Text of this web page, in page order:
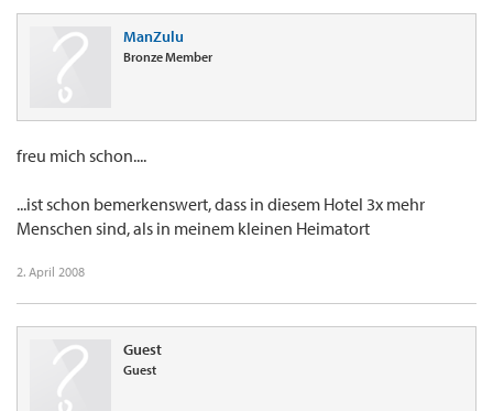
ManZulu
Bronze Member
freu mich schon....
...ist schon bemerkenswert, dass in diesem Hotel 3x mehr
Menschen sind, als in meinem kleinen Heimatort
2. April 2008
Guest
Guest